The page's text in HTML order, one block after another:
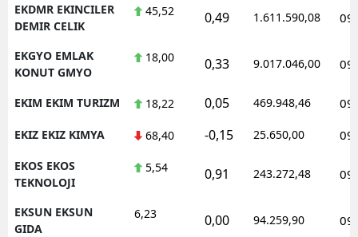
EKDMR EKINCILER
DEMIR CELIK
45,52 0,49 1.611.590,08
EKGYO EMLAK
KONUT GMYO
18,00 0,33 9.017.046,00
EKIM EKIM TURIZM 18,22 0,05 469.948,46
EKIZ EKIZ KIMYA 68,40 -0,15 25.650,00
EKOS EKOS
TEKNOLOJI
5,54 0,91 243.272,48
EKSUN EKSUN
GIDA
6,23 0,00 94.259,90